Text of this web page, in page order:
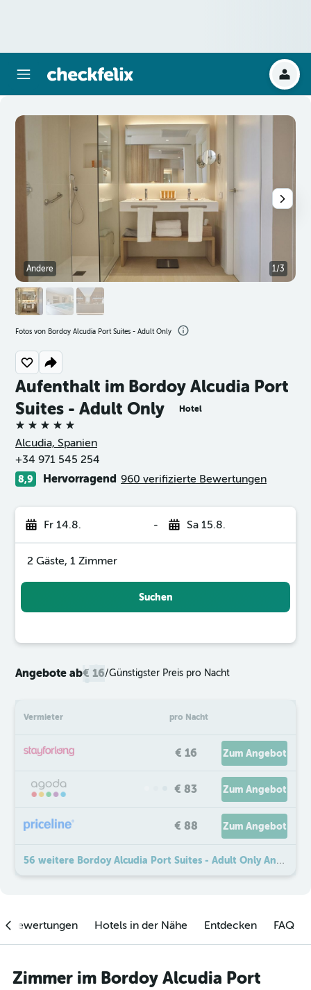
Aufenthalt im Bordoy Alcudia Port
Suites - Adult Only
Hotel
5 Sterne
Alcudia, Spanien
+34 971 545 254
8,9 Hervorragend 960 verifizierte Bewertungen
Fr 14.8. - Sa 15.8.
2 Gäste, 1 Zimmer
Suchen
Angebote ab€ 16/Günstigster Preis pro Nacht
Vermieter pro Nacht
€ 16 Zum Angebot
€ 83 Zum Angebot
€ 88 Zum Angebot
56 weitere Bordoy Alcudia Port Suites - Adult Only Angebote
Andere 1/3
Fotos von Bordoy Alcudia Port Suites - Adult Only
Hotels in der Nähe Entdecken FAQ
Zimmer im Bordoy Alcudia Port